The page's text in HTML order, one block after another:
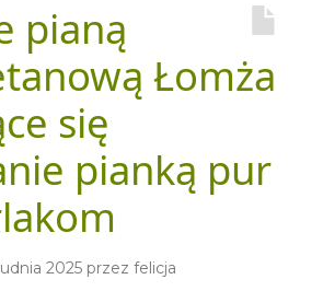
pianą
Łomża
się
pianką pur
2025 przez felicja